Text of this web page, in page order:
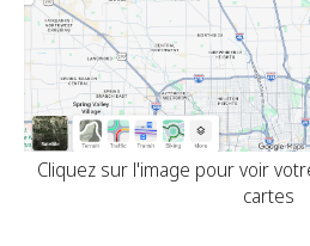
Cliquez sur l'image pour voir
cartes